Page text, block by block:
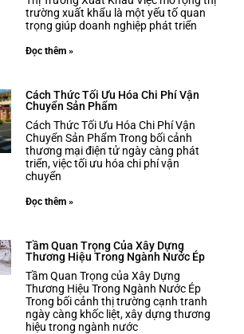
trường xuất khẩu là một yếu tố quan
trọng giúp doanh nghiệp phát triển
Đọc thêm »
Cách Thức Tối Ưu Hóa Chi Phí Vận
Chuyển Sản Phẩm
Cách Thức Tối Ưu Hóa Chi Phí Vận
Chuyển Sản Phẩm Trong bối cảnh
thương mại điện tử ngày càng phát
triển, việc tối ưu hóa chi phí vận
chuyển
Đọc thêm »
Tầm Quan Trọng Của Xây Dựng
Thương Hiệu Trong Ngành Nước Ép
Tầm Quan Trọng của Xây Dựng
Thương Hiệu Trong Ngành Nước Ép
Trong bối cảnh thị trường cạnh tranh
ngày càng khốc liệt, xây dựng thương
hiệu trong ngành nước